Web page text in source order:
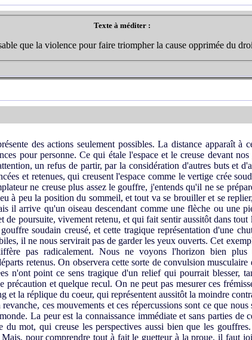
Texte à méditer :
que la violence pour faire triompher la cause opprimée du
des actions seulement possibles. La distance apparaît à
pour personne. Ce qui étale l'espace et le creuse devant
un refus de partir, par la considération d'autres buts et
et retenues, qui creusent l'espace comme le vertige crée
ne creuse plus assez le gouffre, j'entends qu'il ne se
à peu la position du sommeil, et tout va se brouiller et se
il arrive qu'un oiseau descendant comme une flèche ou une
poursuite, vivement retenu, et qui fait sentir aussitôt dans tout
soudain creusé, et cette tragique représentation d'une
il ne nous servirait pas de garder les yeux ouverts. Cet
pas radicalement. Nous ne voyons l'horizon bien
retenus. On observera cette sorte de convulsion
n'ont point ce sens tragique d'un relief qui pourrait blesser,
précaution et quelque recul. On ne peut pas mesurer ces
et la réplique du coeur, qui représentent aussitôt la moindre
ces mouvements et ces répercussions sont ce que
La peur est la connaissance immédiate et sans parties de
du mot, qui creuse les perspectives aussi bien que les
pour comprendre tout à fait le guetteur à la proue, il faut